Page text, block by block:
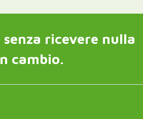
senza ricevere nulla
cambio.